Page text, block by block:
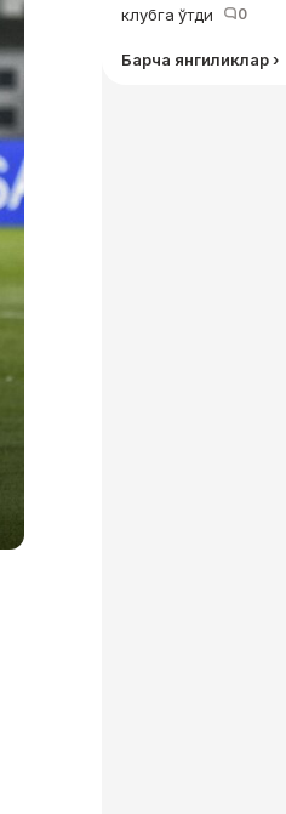
клубга ўтди
0
Барча янгиликлар ›